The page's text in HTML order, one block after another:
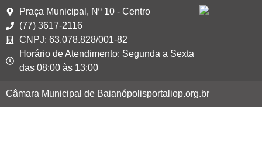
Praça Municipal, Nº 10 - Centro
(77) 3617-2116
CNPJ: 63.078.828/001-82
Horário de Atendimento: Segunda a Sexta
das 08:00 às 13:00
Câmara Municipal de Baianópolisportaliop.org.br